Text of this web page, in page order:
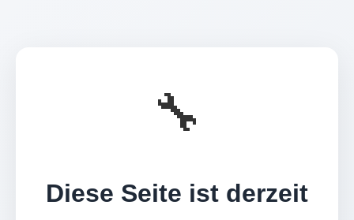
🔧
Diese Seite ist derzeit